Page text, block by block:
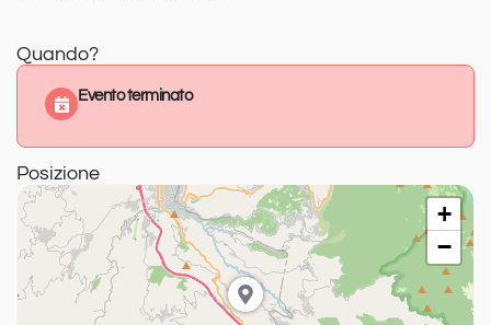
Quando?
Evento terminato
Posizione
+
−